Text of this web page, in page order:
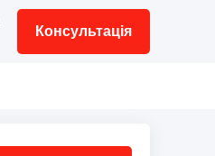
Консультація